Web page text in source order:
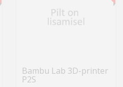
Bambu Lab 3D-printer
P2S